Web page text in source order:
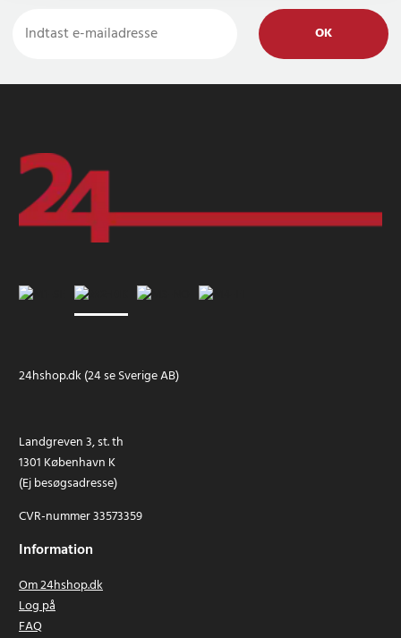
OK
24hshop.dk (24 se Sverige AB)
Landgreven 3, st. th
1301 København K
(Ej besøgsadresse)
CVR-nummer 33573359
Information
Om 24hshop.dk
Log på
FAQ